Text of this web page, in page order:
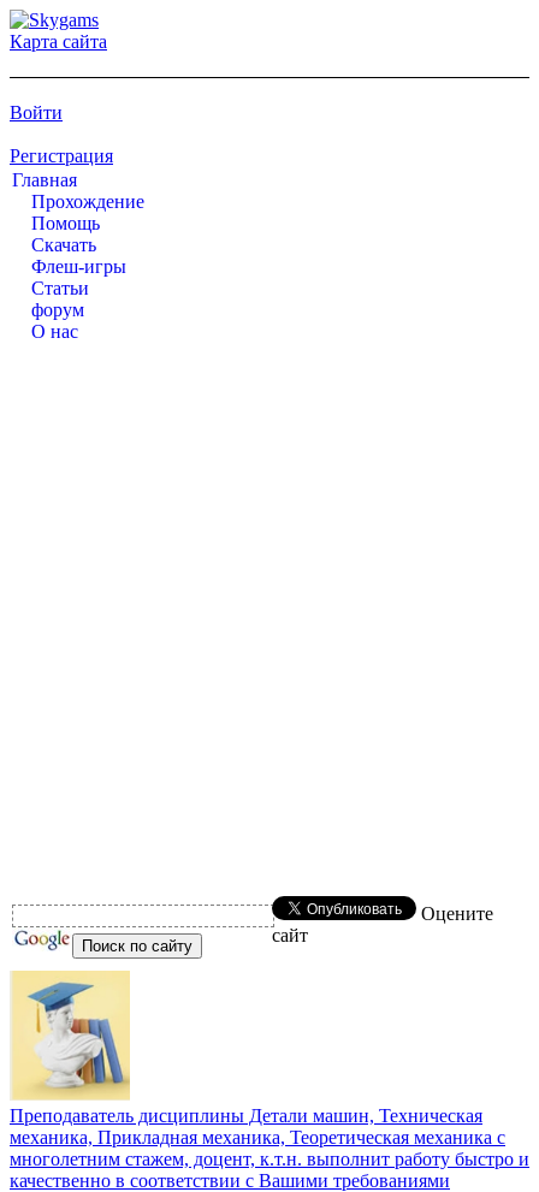
Карта сайта
Войти
Регистрация
Главная
Прохождение
Помощь
Cкачать
Флеш-игры
Статьи
форум
О нас
Оцените
сайт
Преподаватель дисциплины Детали машин, Техническая
механика, Прикладная механика, Теоретическая механика с
многолетним стажем, доцент, к.т.н. выполнит работу быстро и
качественно в соответствии с Вашими требованиями